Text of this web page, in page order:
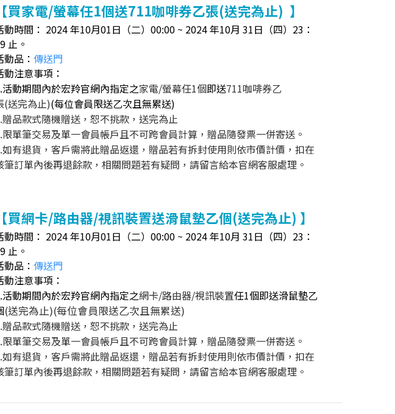
【買家電/螢幕任1個送711咖啡券乙張(送完為止) 】
動時間： 2024 年10月01日（二）00:00 ~ 2024 年10月 31日（四）23：
止。
動品： 傳送門
動注意事項：
活動期間內於宏羚官網內指定之家電/螢幕任1個即送711咖啡券乙
(送完為止)(每位會員限送乙次且無累送)
贈品款式隨機贈送，恕不挑款，送完為止
限單筆交易及單一會員帳戶且不可跨會員計算，贈品隨發票一併寄送。
如有退貨，客戶需將此贈品返還，贈品若有拆封使用則依市價計價，扣在
筆訂單內後再退餘款，相關問題若有疑問，請留言給本官網客服處理。
【買網卡/路由器/視訊裝置送滑鼠墊乙個(送完為止) 】
動時間： 2024 年10月01日（二）00:00 ~ 2024 年10月 31日（四）23：
止。
動品： 傳送門
動注意事項：
活動期間內於宏羚官網內指定之網卡/路由器/視訊裝置任1個即送滑鼠墊乙
(送完為止)(每位會員限送乙次且無累送)
贈品款式隨機贈送，恕不挑款，送完為止
限單筆交易及單一會員帳戶且不可跨會員計算，贈品隨發票一併寄送。
如有退貨，客戶需將此贈品返還，贈品若有拆封使用則依市價計價，扣在
筆訂單內後再退餘款，相關問題若有疑問，請留言給本官網客服處理。